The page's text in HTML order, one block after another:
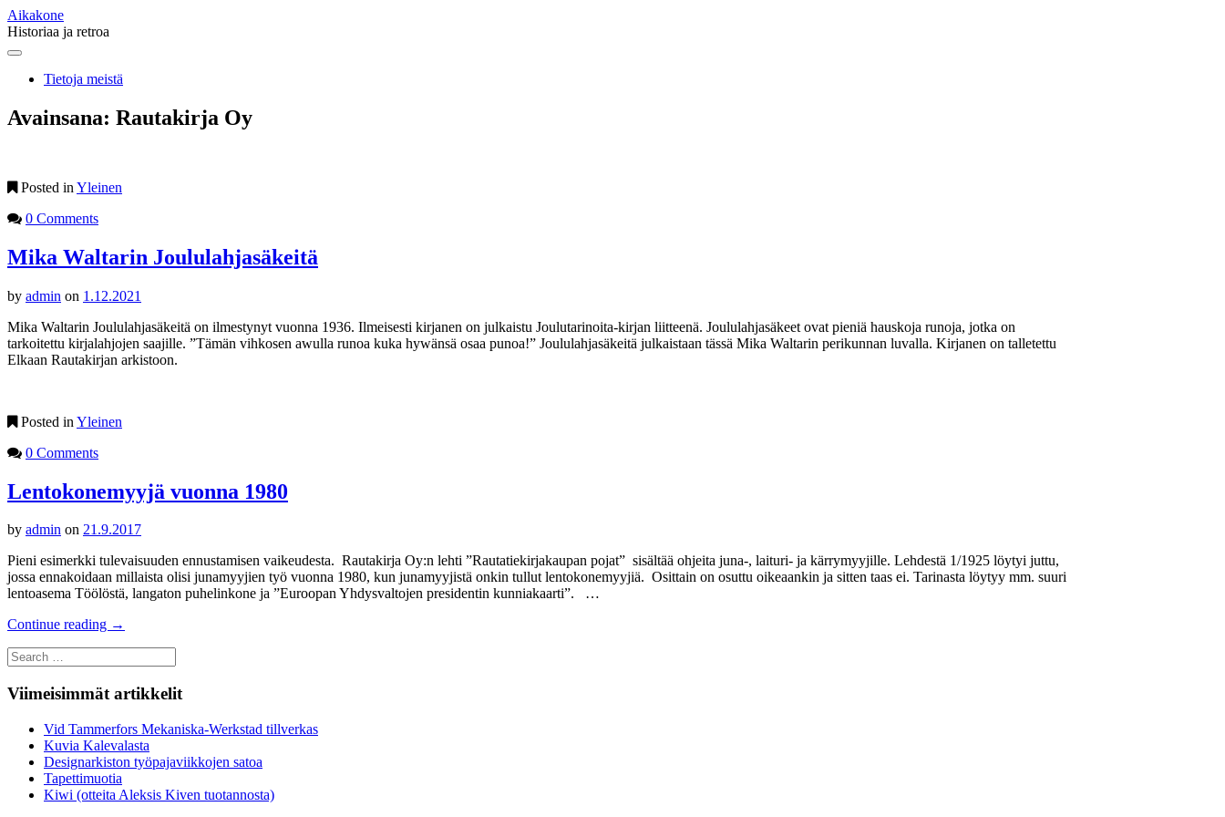
Aikakone
Historiaa ja retroa
Main
Skip
contentTietoja meistä
Avainsana: Rautakirja Oy
Posted in Yleinen
0 Comments
Mika Waltarin Joululahjasäkeitä
by admin on 1.12.2021
Mika Waltarin Joululahjasäkeitä on ilmestynyt vuonna 1936. Ilmeisesti kirjanen on julkaistu Joulutarinoita-kirjan liitteenä. Joululahjasäkeet ovat pieniä hauskoja runoja, jotka on
tarkoitettu kirjalahjojen saajille. ”Tämän vihkosen awulla runoa kuka hywänsä osaa punoa!” Joululahjasäkeitä julkaistaan tässä Mika Waltarin perikunnan luvalla. Kirjanen on talletettu
Elkaan Rautakirjan arkistoon.
Posted in Yleinen
0 Comments
Lentokonemyyjä vuonna 1980
by admin on 21.9.2017
Pieni esimerkki tulevaisuuden ennustamisen vaikeudesta. Rautakirja Oy:n lehti ”Rautatiekirjakaupan pojat” sisältää ohjeita juna-, laituri- ja kärrymyyjille. Lehdestä 1/1925 löytyi juttu,
jossa ennakoidaan millaista olisi junamyyjien työ vuonna 1980, kun junamyyjistä onkin tullut lentokonemyyjiä. Osittain on osuttu oikeaankin ja sitten taas ei. Tarinasta löytyy mm. suuri
lentoasema Töölöstä, langaton puhelinkone ja ”Euroopan Yhdysvaltojen presidentin kunniakaarti”. …
Continue reading →
Search
for:
Viimeisimmät artikkelit
Vid Tammerfors Mekaniska-Werkstad tillverkas
Kuvia Kalevalasta
Designarkiston työpajaviikkojen satoa
Tapettimuotia
Kiwi (otteita Aleksis Kiven tuotannosta)